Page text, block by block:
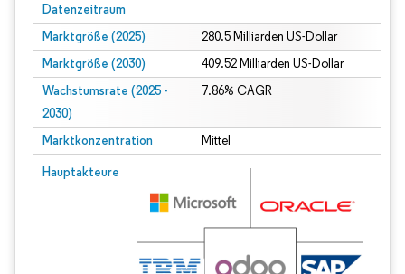
Datenzeitraum
Marktgröße (2025) 280.5 Milliarden US-Dollar
Marktgröße (2030) 409.52 Milliarden US-Dollar
Wachstumsrate (2025 -
2030)
7.86% CAGR
Marktkonzentration Mittel
Hauptakteure
Bild © Mordor Intelligence. Wiederverwendung erfordert Namensnennung